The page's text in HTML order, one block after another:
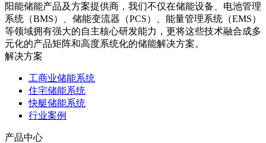
阳能储能产品及方案提供商，我们不仅在储能设备、电池管理
系统（BMS）、储能变流器（PCS）、能量管理系统（EMS）
等领域拥有强大的自主核心研发能力，更将这些技术融合成多
元化的产品矩阵和高度系统化的储能解决方案。
解决方案
工商业储能系统
住宅储能系统
快艇储能系统
行业案例
产品中心